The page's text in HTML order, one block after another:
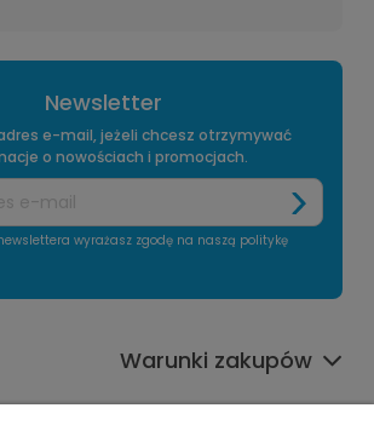
Newsletter
e-mail, jeżeli chcesz otrzymywać
o nowościach i promocjach.
wyrażasz zgodę na naszą politykę
Warunki zakupów
Informacje o sklepie